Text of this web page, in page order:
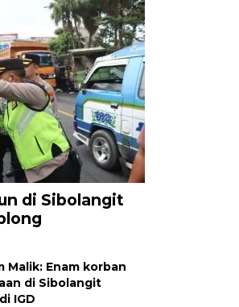
di Sibolangit
Malik: Enam korban
di Sibolangit
IGD